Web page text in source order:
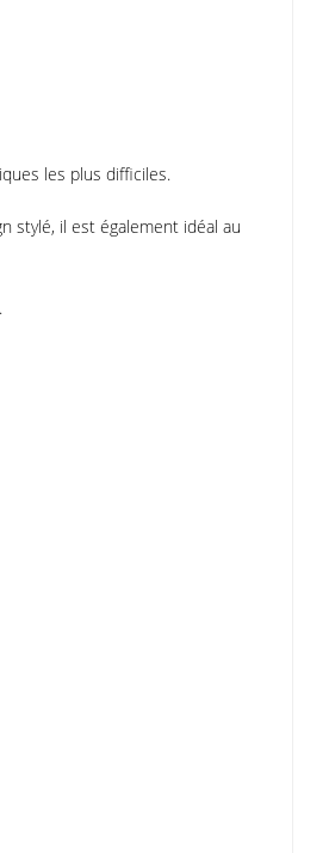
les plus difficiles.
stylé, il est également idéal au